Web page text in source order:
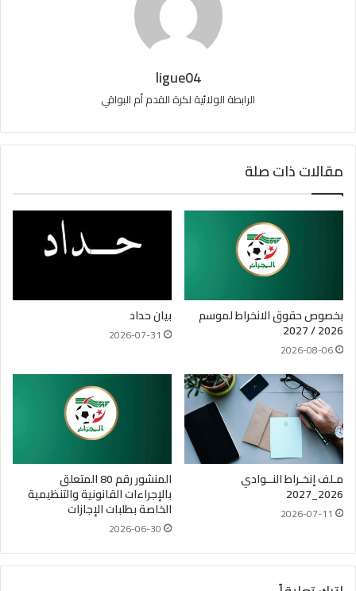
ligue04
الرابطة الولائية لكرة القدم أم البواقي
مقالات ذات صلة
بخصوص حقوق الانخراط لموسم
2026 / 2027
2026-08-06
بيان حداد
2026-07-31
مـلف إنخـراط النــوادي
2026_2027
2026-07-11
المنشور رقم 80 المتعلق
بالإجراءات القانونية والتنظيمية
الخاصة بطلبات الإجازات
2026-06-30